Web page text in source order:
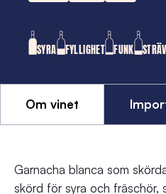
SYRA FYLLIGHET FUNK
Om vinet
Garnacha blanca som
skörd för syra och fräschör,